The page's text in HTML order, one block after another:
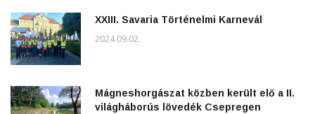
XXIII. Savaria Történelmi Karnevál
2024.09.02.
Mágneshorgászat közben került elő a II.
világháborús lövedék Csepregen